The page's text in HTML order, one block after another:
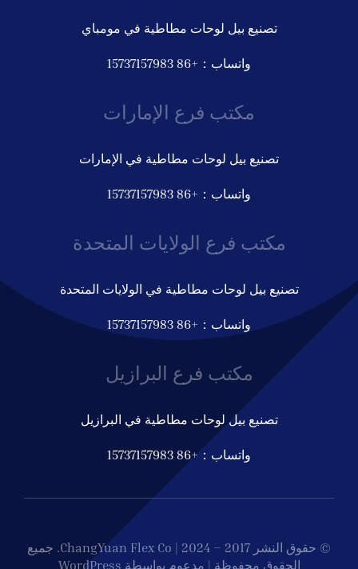
تصنيع بيل لوحات مطاطية في مومباي
واتساب：+86 15737157983
مكتب فرع الإمارات
تصنيع بيل لوحات مطاطية في الإمارات
واتساب：+86 15737157983
مكتب فرع الولايات المتحدة
تصنيع بيل لوحات مطاطية في الولايات المتحدة
واتساب：+86 15737157983
مكتب فرع البرازيل
تصنيع بيل لوحات مطاطية في البرازيل
واتساب：+86 15737157983
© حقوق النشر 2017 – 2024 | ChangYuan Flex Co. جميع
الحقوق محفوظة | مدعوم بواسطة WordPress